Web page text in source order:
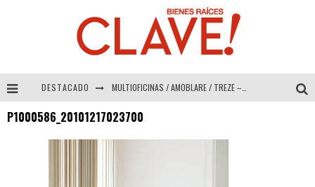
DESTACADO MULTIOFICINAS / AMOBLARE / TREZE – Especial Interiorismo & Decoración 2026
P1000586_20101217023700